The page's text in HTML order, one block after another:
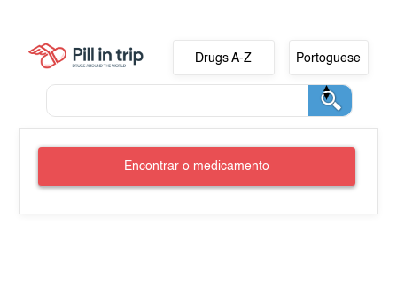
Drugs A-Z Portoguese
Encontrar o medicamento